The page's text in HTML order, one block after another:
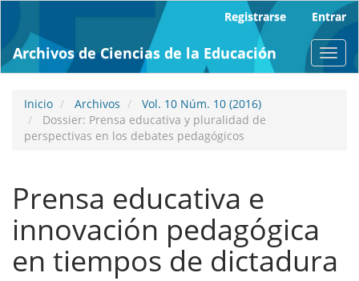
Contenido
principal
Barra
Registrarse Entrar
Archivos de Ciencias de la Educación
Inicio Archivos
Vol. 10 Núm. 10 (2016)
Dossier: Prensa educativa y pluralidad de
perspectivas en los debates pedagógicos
Prensa educativa e
innovación pedagógica
en tiempos de dictadura